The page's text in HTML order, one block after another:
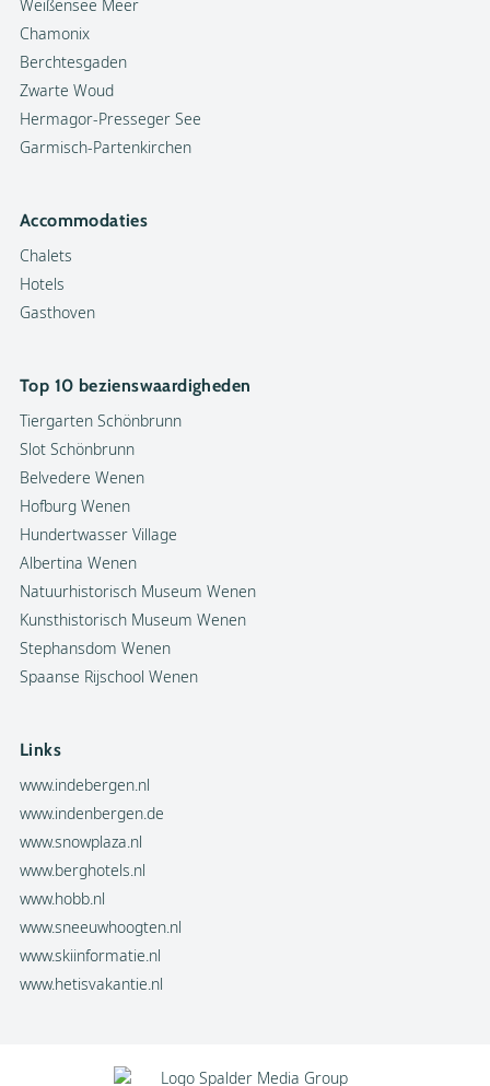
Weißensee Meer
Chamonix
Berchtesgaden
Zwarte Woud
Hermagor-Presseger See
Garmisch-Partenkirchen
Accommodaties
Chalets
Hotels
Gasthoven
Top 10 bezienswaardigheden
Tiergarten Schönbrunn
Slot Schönbrunn
Belvedere Wenen
Hofburg Wenen
Hundertwasser Village
Albertina Wenen
Natuurhistorisch Museum Wenen
Kunsthistorisch Museum Wenen
Stephansdom Wenen
Spaanse Rijschool Wenen
Links
www.indebergen.nl
www.indenbergen.de
www.snowplaza.nl
www.berghotels.nl
www.hobb.nl
www.sneeuwhoogten.nl
www.skiinformatie.nl
www.hetisvakantie.nl